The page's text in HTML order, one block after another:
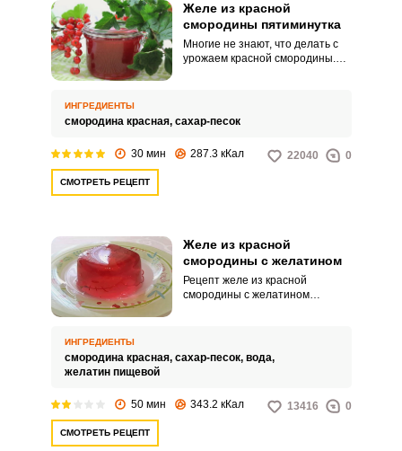
Желе из красной
смородины пятиминутка
Многие не знают, что делать с
урожаем красной смородины.
ИНГРЕДИЕНТЫ
смородина красная, сахар-песок
30 мин 287.3 кКал 22040 0
СМОТРЕТЬ РЕЦЕПТ
Желе из красной
смородины с желатином
Рецепт желе из красной
смородины с желатином
смородины, а во-вторых,
готовится желе быстро и
оближешь.
ИНГРЕДИЕНТЫ
смородина красная, сахар-песок, вода,
желатин пищевой
50 мин 343.2 кКал 13416 0
СМОТРЕТЬ РЕЦЕПТ